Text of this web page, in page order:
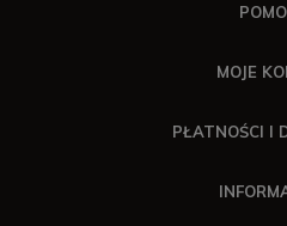
MOJE
PŁATNOŚCI I